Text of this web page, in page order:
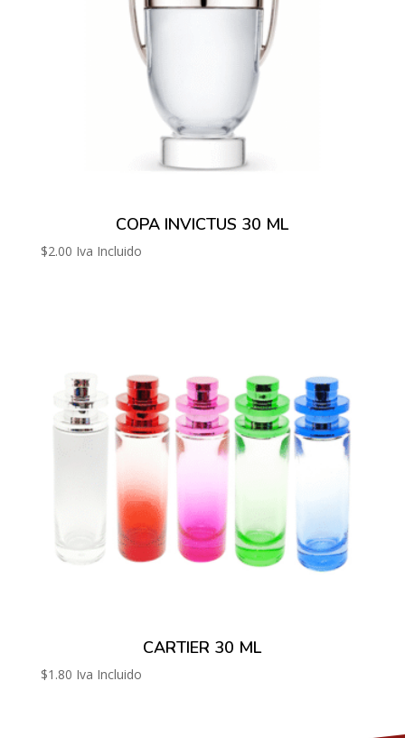
COPA INVICTUS 30 ML
$2.00 Iva Incluido
CARTIER 30 ML
$1.80 Iva Incluido